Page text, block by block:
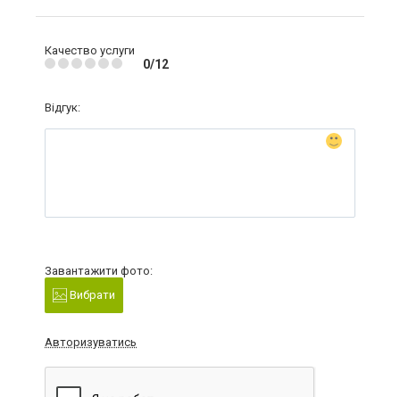
Качество услуги
0/12
Відгук:
Завантажити фото:
Вибрати
Авторизуватись